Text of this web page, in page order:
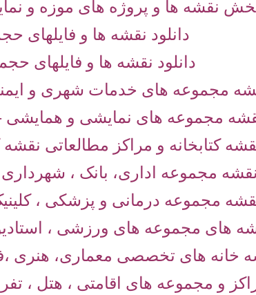
نقشه ها و پروژه های موزه و
دانلود نقشه ها و فایلهای
دانلود نقشه ها و فایلهای
مجموعه های خدمات شهری و
مجموعه های نمایشی و همایشی -
کتابخانه و مراکز مطالعاتی نقشه
نقشه مجموعه اداری، بانک ،
مجموعه درمانی و پزشکی ،
های مجموعه های ورزشی ،
خانه های تخصصی معماری، هنری
و مجموعه های اقامتی ، هتل ،